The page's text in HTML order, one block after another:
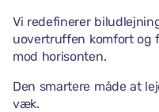
Vi redefinerer
uovertruffen komfort og
mod horisonten.
Den smartere måde at
væk.